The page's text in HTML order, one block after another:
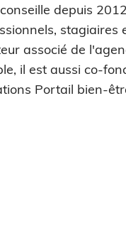
depuis
stagiaires
associé de
il est aussi co-
Portail bien-